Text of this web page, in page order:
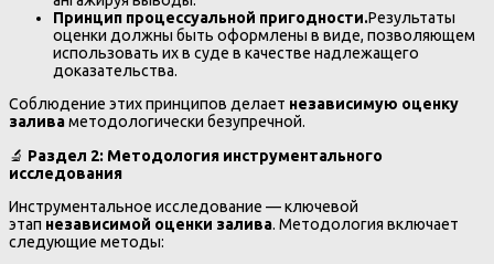
Принцип процессуальной пригодности.Результаты
оценки должны быть оформлены в виде, позволяющем
использовать их в суде в качестве надлежащего
доказательства.
Соблюдение этих принципов делает независимую оценку
заливаметодологически безупречной.
🔬 Раздел 2: Методология инструментального
исследования
Инструментальное исследование — ключевой
этап независимой оценки залива. Методология включает
следующие методы: